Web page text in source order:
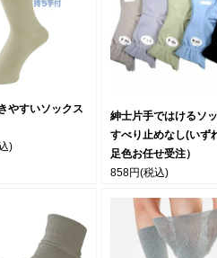
やすいソックス
)
紳士片手ではけるソ
すべり止めなし(いず
足色お任せ受注）
858円(税込)